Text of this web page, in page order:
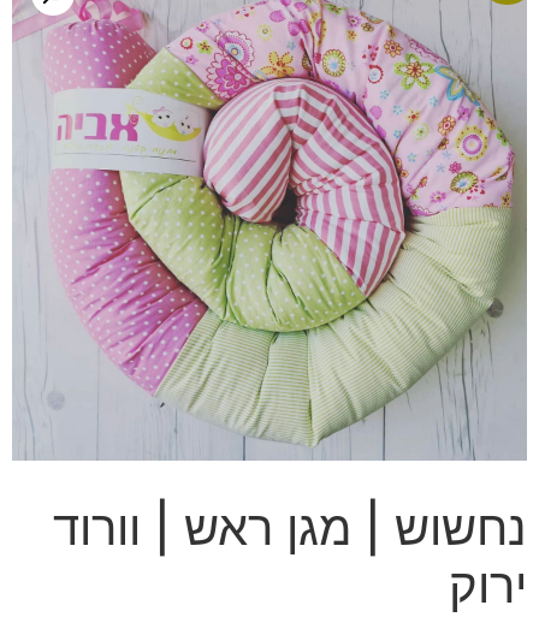
נחשוש | מגן ראש | וורוד
ירוק